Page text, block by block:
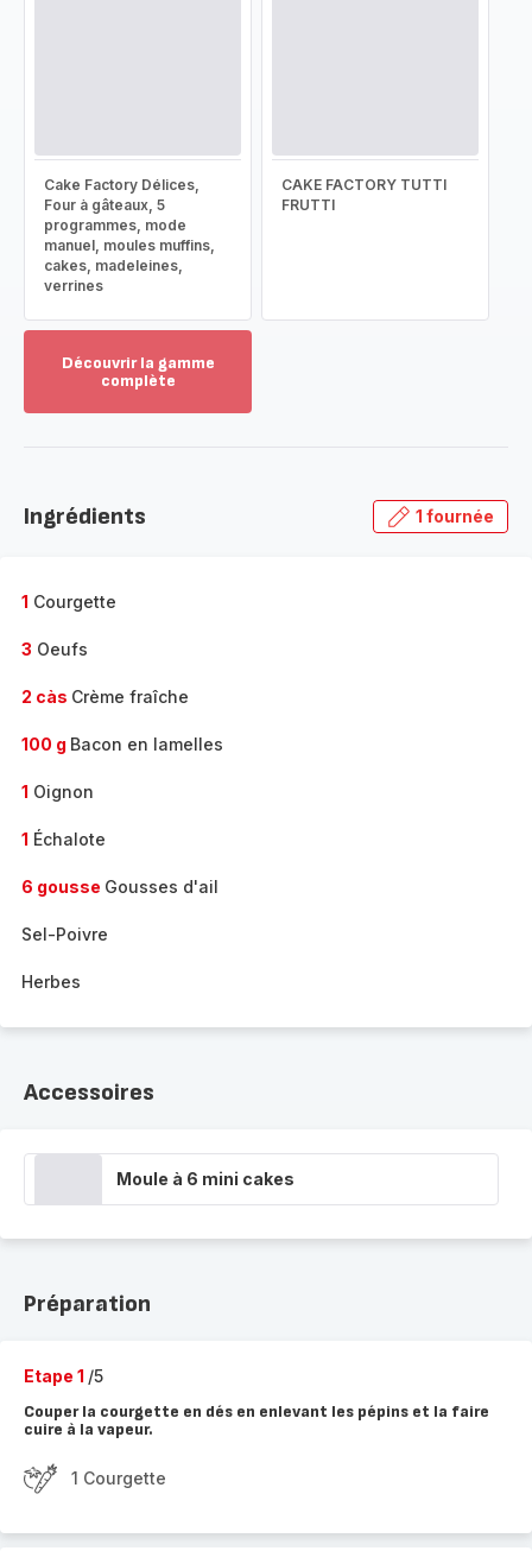
Cake Factory Délices,
Four à gâteaux, 5
programmes, mode
manuel, moules muffins,
cakes, madeleines,
verrines
CAKE FACTORY TUTTI
FRUTTI
Découvrir la gamme
complète
gamme
Ingrédients 1 fournée
1 Courgette
3 Oeufs
2 càs Crème fraîche
100 g Bacon en lamelles
1 Oignon
1 Échalote
6 gousse Gousses d'ail
Sel-Poivre
Herbes
Accessoires
Moule à 6 mini cakes
Préparation
Etape 1 /5
Couper la courgette en dés en enlevant les pépins et la faire
cuire à la vapeur.
1 Courgette